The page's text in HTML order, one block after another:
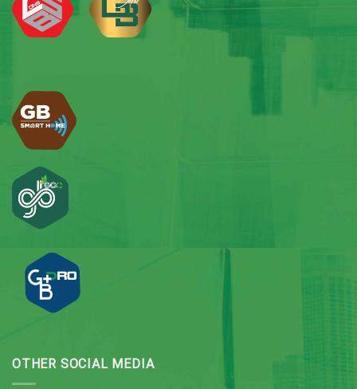
OTHER SOCIAL MEDIA